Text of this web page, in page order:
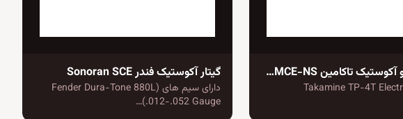
گیتار الکترو آکوستیک تاکامین GD11MCE-NS گیتار آکوستیک فندر Sonoran SCE
دارای سیم های (Fender Dura-Tone 880L
(.012-.052 Gauge…